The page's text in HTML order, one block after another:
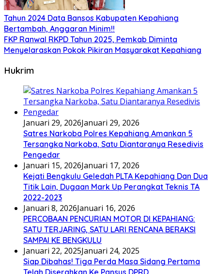
Tahun 2024 Data Bansos Kabupaten Kepahiang
Bertambah, Anggaran Minim!!
FKP Ranwal RKPD Tahun 2025, Pemkab Diminta
Menyelaraskan Pokok Pikiran Masyarakat Kepahiang
Hukrim
Januari 29, 2026Januari 29, 2026
Satres Narkoba Polres Kepahiang Amankan 5
Tersangka Narkoba, Satu Diantaranya Resedivis
Pengedar
Januari 15, 2026Januari 17, 2026
Kejati Bengkulu Geledah PLTA Kepahiang Dan Dua
Titik Lain, Dugaan Mark Up Perangkat Teknis TA
2022-2023
Januari 8, 2026Januari 16, 2026
PERCOBAAN PENCURIAN MOTOR DI KEPAHIANG:
SATU TERJARING, SATU LARI RENCANA BERAKSI
SAMPAI KE BENGKULU
Januari 22, 2025Januari 24, 2025
Siap Dibahas! Tiga Perda Masa Sidang Pertama
Telah Diserahkan Ke Pansus DPRD